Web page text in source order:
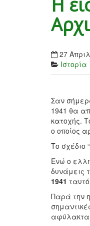
27
Ιστορία
Σαν
1941 θα
κατοχής.
ο οποίος
Το σχέδιο
Ενώ ο
δυνάμεις
1941
Παρά την
αφύλακτα